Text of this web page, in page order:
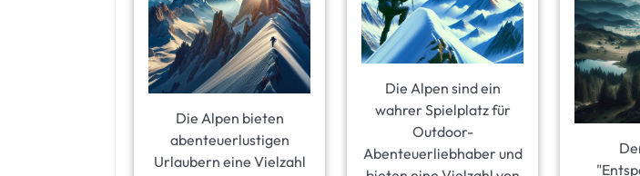
Die Alpen bieten
abenteuerlustigen
Urlaubern eine Vielzahl
Die Alpen sind ein
wahrer Spielplatz für
Outdoor-
Abenteuerliebhaber und